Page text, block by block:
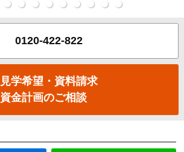
0120-422-822
見学希望・資料請求
資金計画のご相談